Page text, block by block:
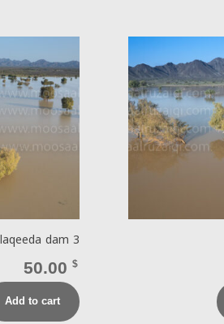
dam 3
50.00$
Add to cart